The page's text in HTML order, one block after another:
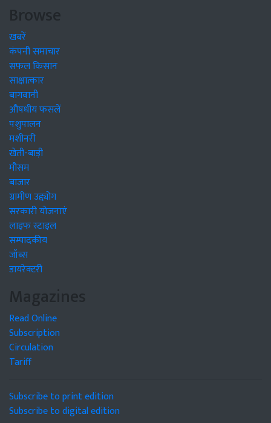
Browse
खबरें
कंपनी समाचार
सफल किसान
साक्षात्कार
बागवानी
औषधीय फसलें
पशुपालन
मशीनरी
खेती-बाड़ी
मौसम
बाजार
ग्रामीण उद्द्योग
सरकारी योजनाएं
लाइफ स्टाइल
सम्पादकीय
जॉब्स
डायरेक्टरी
Magazines
Read Online
Subscription
Circulation
Tariff
Subscribe to print edition
Subscribe to digital edition